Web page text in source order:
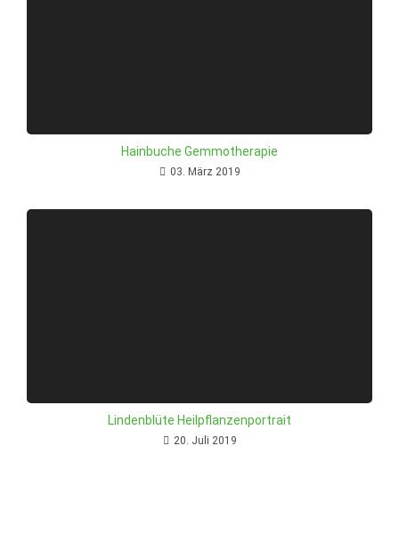
Hainbuche Gemmotherapie
03. März 2019
Lindenblüte Heilpflanzenportrait
20. Juli 2019